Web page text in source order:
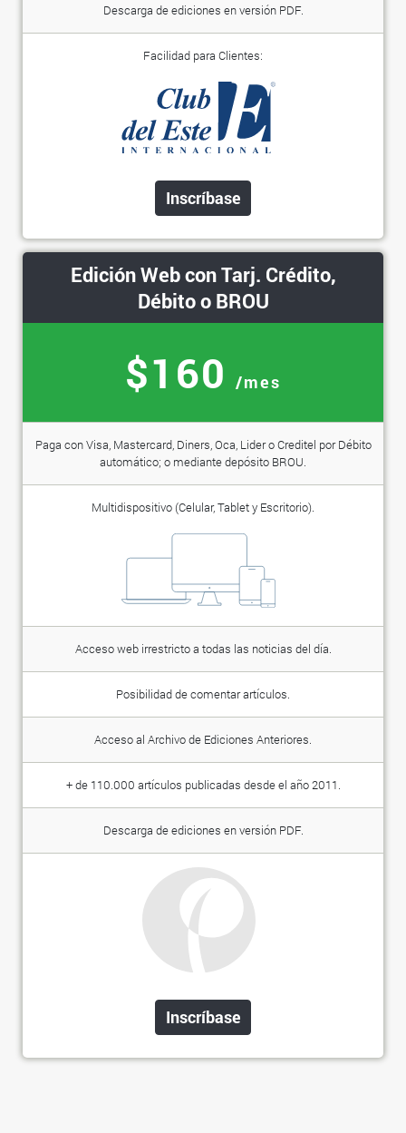
Descarga de ediciones en versión PDF.
Facilidad para Clientes:
Inscríbase
Edición Web con Tarj. Crédito,
Débito o BROU
$160 /mes
Paga con Visa, Mastercard, Diners, Oca, Lider o Creditel por Débito
automático; o mediante depósito BROU.
Multidispositivo (Celular, Tablet y Escritorio).
Acceso web irrestricto a todas las noticias del día.
Posibilidad de comentar artículos.
Acceso al Archivo de Ediciones Anteriores.
+ de 110.000 artículos publicadas desde el año 2011.
Descarga de ediciones en versión PDF.
Inscríbase